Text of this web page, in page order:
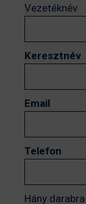
Vezetéknév
Keresztnév
Email
Telefon
Hány